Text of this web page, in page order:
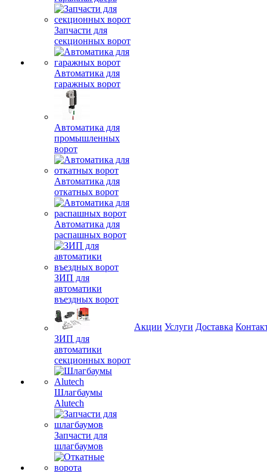
Запчасти для
секционных ворот
Автоматика для
гаражных ворот
Автоматика для
промышленных
ворот
Автоматика для
откатных ворот
Автоматика для
распашных ворот
ЗИП для
автоматики
въездных ворот
ЗИП для
автоматики
секционных ворот
Шлагбаумы
Alutech
Запчасти для
шлагбаумов
Акции Услуги Доставка